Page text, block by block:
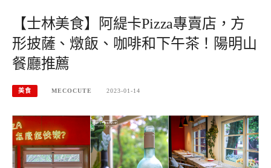
【士林美食】阿緹卡Pizza專賣店，方
形披薩、燉飯、咖啡和下午茶！陽明山
餐廳推薦
美食 MECOCUTE 2023-01-14